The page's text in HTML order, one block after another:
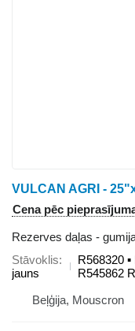
Cena pēc
Rezerves daļas -
Stāvoklis
jauns
R568320
R545862
Beļģija, Mouscron